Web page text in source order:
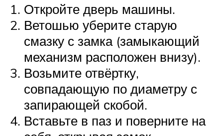
Откройте дверь машины.
Ветошью уберите старую
смазку с замка (замыкающий
механизм расположен внизу).
Возьмите отвёртку,
совпадающую по диаметру с
запирающей скобой.
Вставьте в паз и поверните на